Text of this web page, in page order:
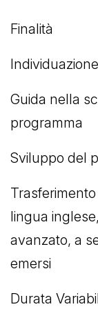
Finalità
Guida nella
programma
Sviluppo del
lingua
avanzato, a
emersi
Durata